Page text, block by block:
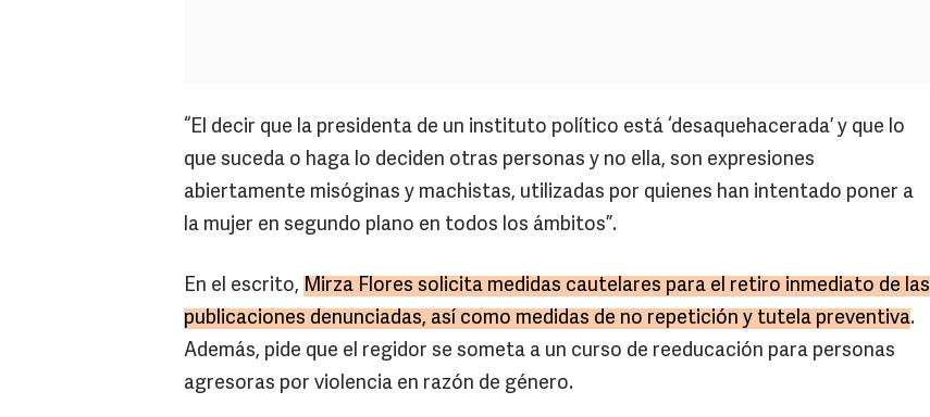
“El decir que la presidenta de un instituto político está ‘desaquehacerada’ y que lo
que suceda o haga lo deciden otras personas y no ella, son expresiones
abiertamente misóginas y machistas, utilizadas por quienes han intentado poner a
la mujer en segundo plano en todos los ámbitos”.
En el escrito, Mirza Flores solicita medidas cautelares para el retiro inmediato de las
publicaciones denunciadas, así como medidas de no repetición y tutela preventiva.
Además, pide que el regidor se someta a un curso de reeducación para personas
agresoras por violencia en razón de género.